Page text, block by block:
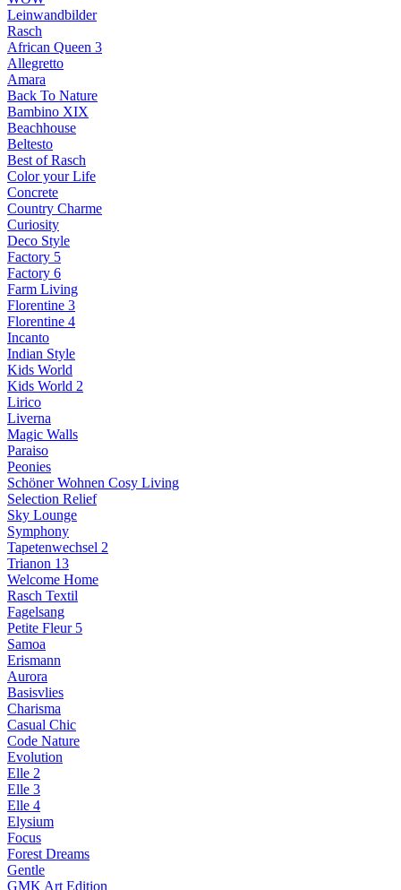
Leinwandbilder
Rasch
African Queen 3
Allegretto
Amara
Back To Nature
Bambino XIX
Beachhouse
Beltesto
Best of Rasch
Color your Life
Concrete
Country Charme
Curiosity
Deco Style
Factory 5
Factory 6
Farm Living
Florentine 3
Florentine 4
Incanto
Indian Style
Kids World
Kids World 2
Lirico
Liverna
Magic Walls
Paraiso
Peonies
Schöner Wohnen Cosy Living
Selection Relief
Sky Lounge
Symphony
Tapetenwechsel 2
Trianon 13
Welcome Home
Rasch Textil
Fagelsang
Petite Fleur 5
Samoa
Erismann
Aurora
Basisvlies
Charisma
Casual Chic
Code Nature
Evolution
Elle 2
Elle 3
Elle 4
Elysium
Focus
Forest Dreams
Gentle
GMK Art Edition